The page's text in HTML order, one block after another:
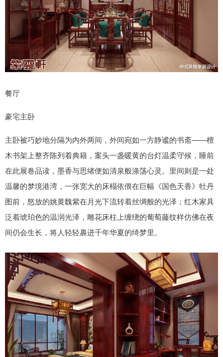
餐厅
豪宅主卧
主卧被巧妙地分隔为内外两间，外间宛如一方静谧的书斋——檀
木书架上整齐陈列着典籍，案头一盏暖黄的台灯温柔守候，睡前
在此展卷品读，墨香与思绪便如清泉般涤荡心灵。里间则是一处
温馨的梦境港湾，一张宽大的床榻依偎在巨幅《国色天香》牡丹
图前，怒放的姚黄魏紫在月光下流转着丝绸般的光泽；红木家具
泛着琥珀色的温润光泽，雕花床柱上缠绕的葡萄藤纹样仿佛在夜
间仍会生长，将人轻轻裹进千年华夏的绮梦里。